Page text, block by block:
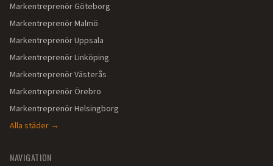
MarkentreprenörGöteborg
MarkentreprenörMalmö
MarkentreprenörUppsala
MarkentreprenörLinköping
MarkentreprenörVästerås
MarkentreprenörÖrebro
MarkentreprenörHelsingborg
Alla städer →
NAVIGATION